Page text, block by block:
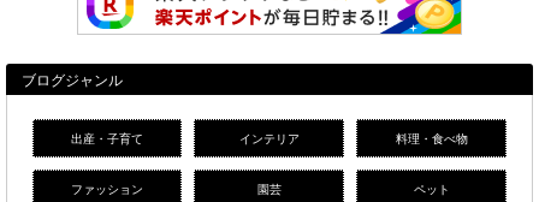
ブログジャンル
出産・子育て インテリア 料理・食べ物
ファッション 園芸 ペット